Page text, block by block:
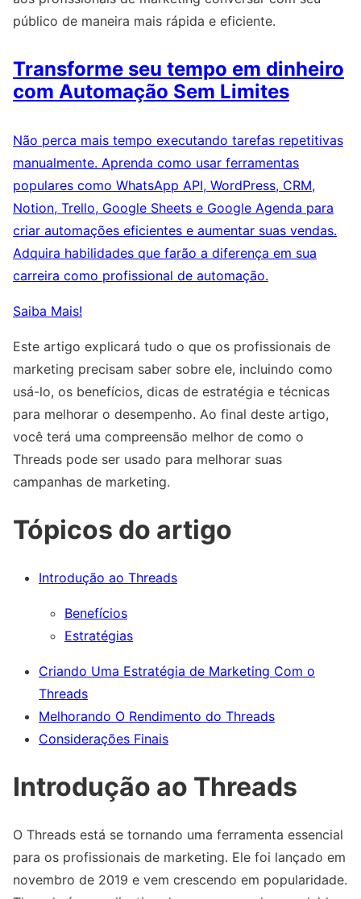
público de maneira mais rápida e eficiente.
Transforme seu tempo em dinheiro
com Automação Sem Limites
Não perca mais tempo executando tarefas repetitivas
manualmente. Aprenda como usar ferramentas
populares como WhatsApp API, WordPress, CRM,
Notion, Trello, Google Sheets e Google Agenda para
criar automações eficientes e aumentar suas vendas.
Adquira habilidades que farão a diferença em sua
carreira como profissional de automação.
Saiba Mais!
Este artigo explicará tudo o que os profissionais de
marketing precisam saber sobre ele, incluindo como
usá-lo, os benefícios, dicas de estratégia e técnicas
para melhorar o desempenho. Ao final deste artigo,
você terá uma compreensão melhor de como o
Threads pode ser usado para melhorar suas
campanhas de marketing.
Tópicos do artigo
Introdução ao Threads
Benefícios
Estratégias
Criando Uma Estratégia de Marketing Com o
Threads
Melhorando O Rendimento do Threads
Considerações Finais
Introdução ao Threads
O Threads está se tornando uma ferramenta essencial
para os profissionais de marketing. Ele foi lançado em
novembro de 2019 e vem crescendo em popularidade.